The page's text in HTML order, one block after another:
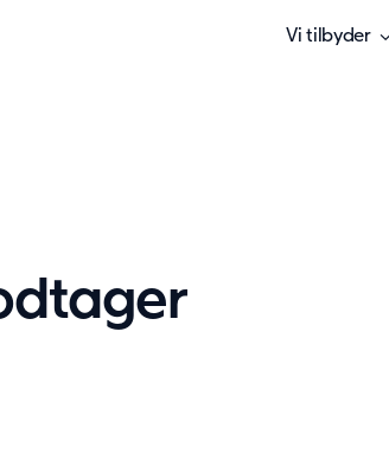
Vi tilbyder